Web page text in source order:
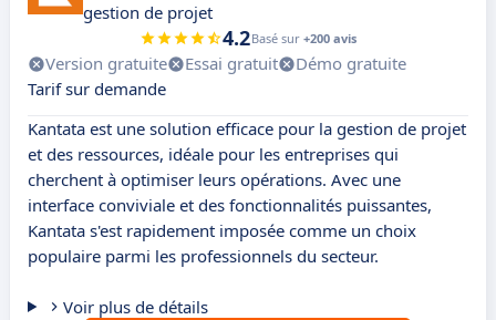
gestion de projet
4.2Basé sur +200 avis
Version gratuite Essai gratuit
Démo gratuite
Tarif sur demande
Kantata est une solution efficace pour la gestion de projet
et des ressources, idéale pour les entreprises qui
cherchent à optimiser leurs opérations. Avec une
interface conviviale et des fonctionnalités puissantes,
Kantata s'est rapidement imposée comme un choix
populaire parmi les professionnels du secteur.
Voir plus de détails